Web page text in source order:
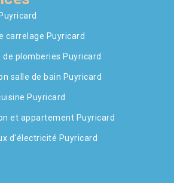
carrelage Puyricard
de plomberies Puyricard
salle de bain Puyricard
Puyricard
et appartement Puyricard
d'électricité Puyricard